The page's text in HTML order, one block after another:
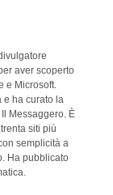
aver scoperto
e Microsoft.
e ha curato la
Messaggero. È
siti più
semplicità a
Ha pubblicato